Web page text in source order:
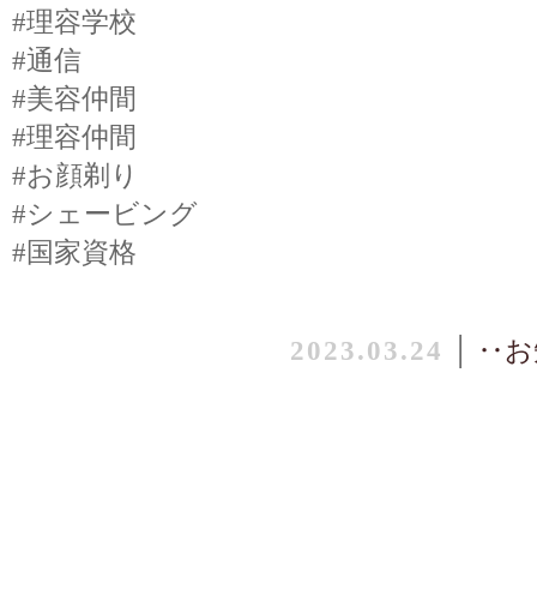
#理容学校
#通信
#美容仲間
#理容仲間
#お顔剃り
#シェービング
#国家資格
2023.03.24 ‥